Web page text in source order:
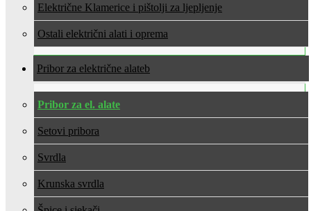
Električne Klamerice i pištolji za ljepljenje
Ostali električni alati i oprema
Pribor za električne alate
Pribor za el. alate
Setovi pribora
Svrdla
Krunska svrdla